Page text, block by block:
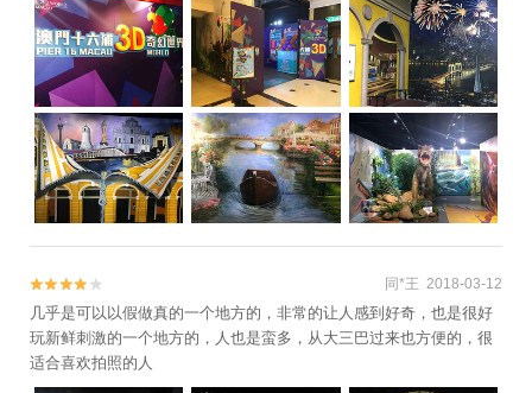

 同*王 2018-03-12
几乎是可以以假做真的一个地方的，非常的让人感到好奇，也是很好
玩新鲜刺激的一个地方的，人也是蛮多，从大三巴过来也方便的，很
适合喜欢拍照的人